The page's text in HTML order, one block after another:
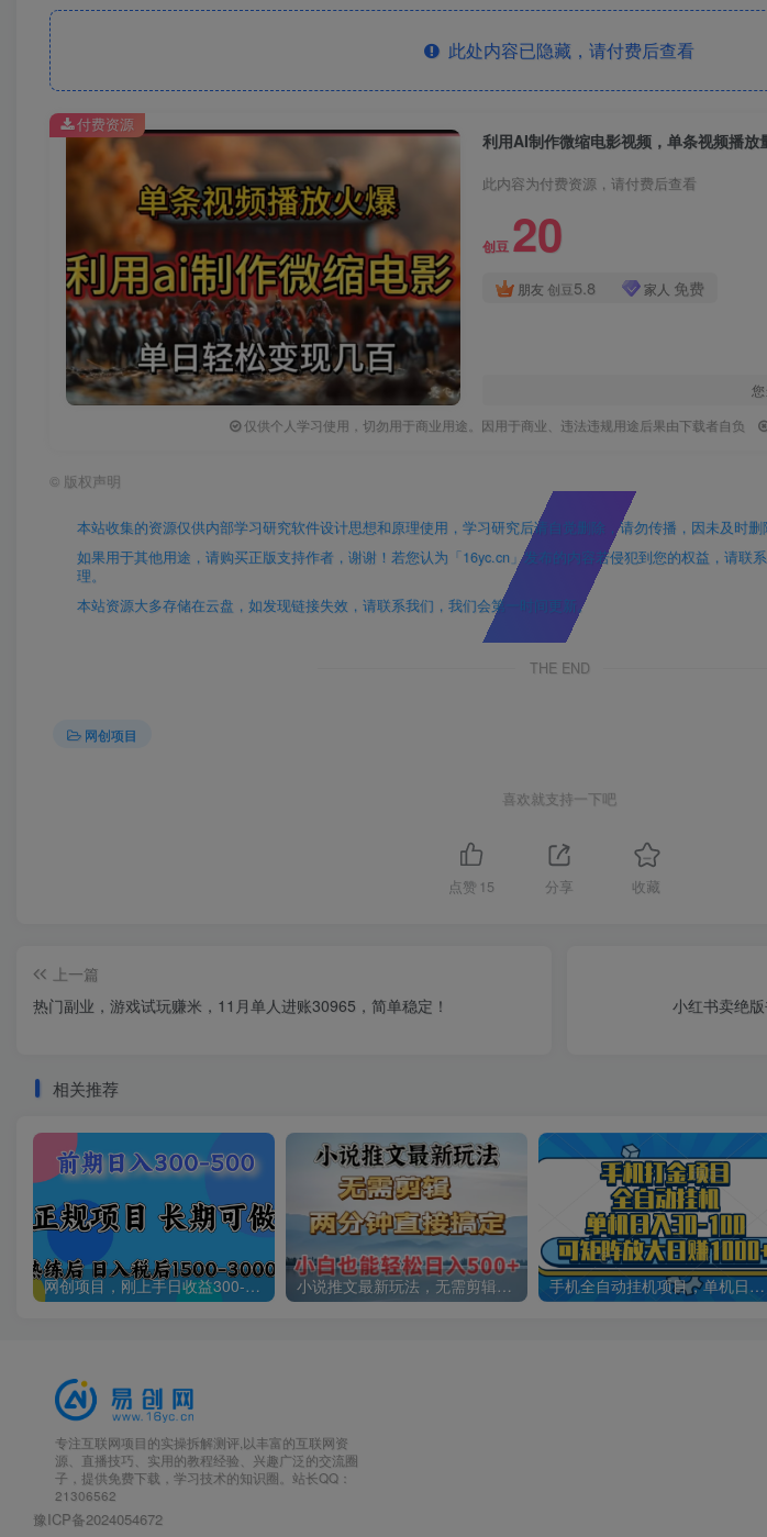
此处内容已隐藏，请付费后查看
利用AI制作微缩电影视频，单条视频播
此内容为付费资源，请付费后查看
创豆 20
朋友 创豆 5.8 家人 免费
仅供个人学习使用，切勿用于商业用途。因用于商业、违法违规用途后果由下载者自负
付费资源
© 版权声明
本站收集的资源仅供内部学习研究软件设计思想和原理使用，学习研究后请自觉删除，请勿传播，因未及时删
如果用于其他用途，请购买正版支持作者，谢谢！若您认为「16yc.cn」发布的内容若侵犯到您的权益，请联
理。
本站资源大多存储在云盘，如发现链接失效，请联系我们，我们会第一时间更新。
THE END
网创项目
喜欢就支持一下吧
点赞 15 分享 收藏
上一篇
热门副业，游戏试玩赚米，11月单人进账30965，简单稳定！
小红书卖绝
相关推荐
网创项目，刚上手日收益300-500左右，熟悉后日收益1500-3000 小说推文最新玩法，无需剪辑，两分钟直接搞定，小白也能轻松日入500＋ 手机全自动挂机项目，单机日入30-100，可矩阵适合小白
专注互联网项目的实操拆解测评,以丰富的互联网资
源、直播技巧、实用的教程经验、兴趣广泛的交流圈
子，提供免费下载，学习技术的知识圈。站长QQ：
21306562
豫ICP备2024054672